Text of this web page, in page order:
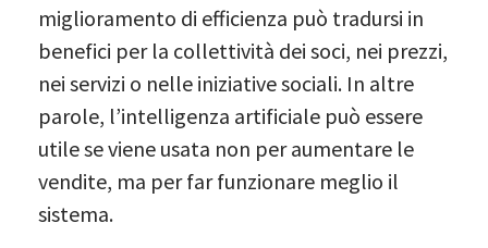
miglioramento di efficienza può tradursi in
benefici per la collettività dei soci, nei prezzi,
nei servizi o nelle iniziative sociali. In altre
parole, l’intelligenza artificiale può essere
utile se viene usata non per aumentare le
vendite, ma per far funzionare meglio il
sistema.